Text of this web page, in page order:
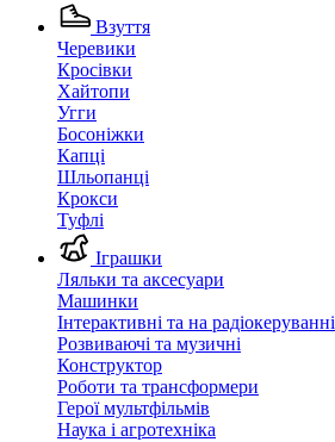
Взуття
Черевики
Кросівки
Хайтопи
Угги
Босоніжки
Капці
Шльопанці
Крокси
Туфлі
Іграшки
Ляльки та аксесуари
Машинки
Інтерактивні та на радіокеруванні
Розвиваючі та музичні
Конструктор
Роботи та трансформери
Герої мультфільмів
Наука і агротехніка